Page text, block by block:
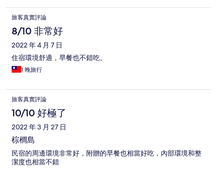
旅客真實評論
8/10 非常好
2022 年 4 月 7 日
住宿環境舒適，早餐也不錯吃。
1 晚旅行
旅客真實評論
10/10 好極了
2022 年 3 月 27 日
棕櫚島
民宿的周邊環境非常好，附贈的早餐也相當好吃，內部環境和整
潔度也相當不錯